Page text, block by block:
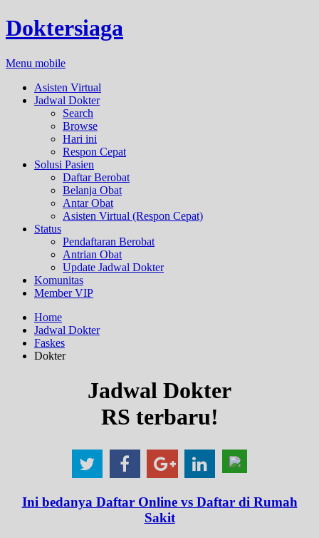
Doktersiaga
Menu mobile
Asisten Virtual
Jadwal Dokter
Search
Browse
Hari ini
Respon Cepat
Solusi Pasien
Daftar Berobat
Belanja Obat
Antar Obat
Asisten Virtual (Respon Cepat)
Status
Pendaftaran Berobat
Antrian Obat
Update Jadwal Dokter
Komunitas
Member VIP
Home
Jadwal Dokter
Faskes
Dokter
Jadwal Dokter
RS terbaru!
Ini bedanya Daftar Online vs Daftar di Rumah
Sakit